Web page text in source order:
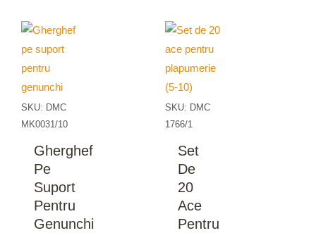
SKU: DMC
MK0031/10
Gherghef
Pe
Suport
Pentru
Genunchi
SKU: DMC
1766/1
Set
De
20
Ace
Pentru